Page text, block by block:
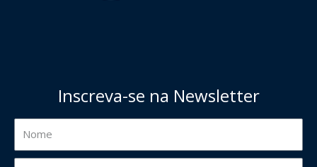
Inscreva-se na Newsletter